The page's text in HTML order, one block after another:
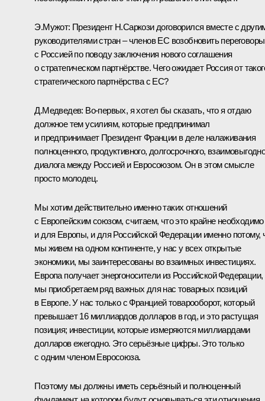
Э.Мужот: Президент Н.Саркози договорился вместе с
руководителями стран – членов ЕС возобновить переговоры
с Россией по поводу заключения нового соглашения
о стратегическом партнёрстве. Чего ожидает Россия от
стратегического партнёрства с ЕС?
Д.Медведев: Во‑первых, я хотел бы сказать, что я отдаю
должное тем усилиям, которые предпринимал
и предпринимает Президент Франции в деле налаживания
полноценного, продуктивного, долгосрочного,
диалога между Россией и Евросоюзом. Он в этом смысле
просто молодец.
Мы хотим действительно именно таких отношений
с Европейским союзом, считаем, что это крайне необходимо
и для Европы, и для Российской Федерации именно потому,
мы живем на одном континенте, у нас у всех открытые
экономики, мы заинтересованы во взаимных инвестициях.
Европа получает энергоносители из Российской Федерации,
мы приобретаем ряд важных для нас товарных позиций
в Европе. У нас только с Францией товарооборот, который
превышает 16 миллиардов долларов в год, и это растущая
позиция; инвестиции, которые измеряются миллиардами
долларов ежегодно. Это серьёзные цифры. Это только
с одним членом Евросоюза.
Поэтому мы должны иметь серьёзный и полноценный